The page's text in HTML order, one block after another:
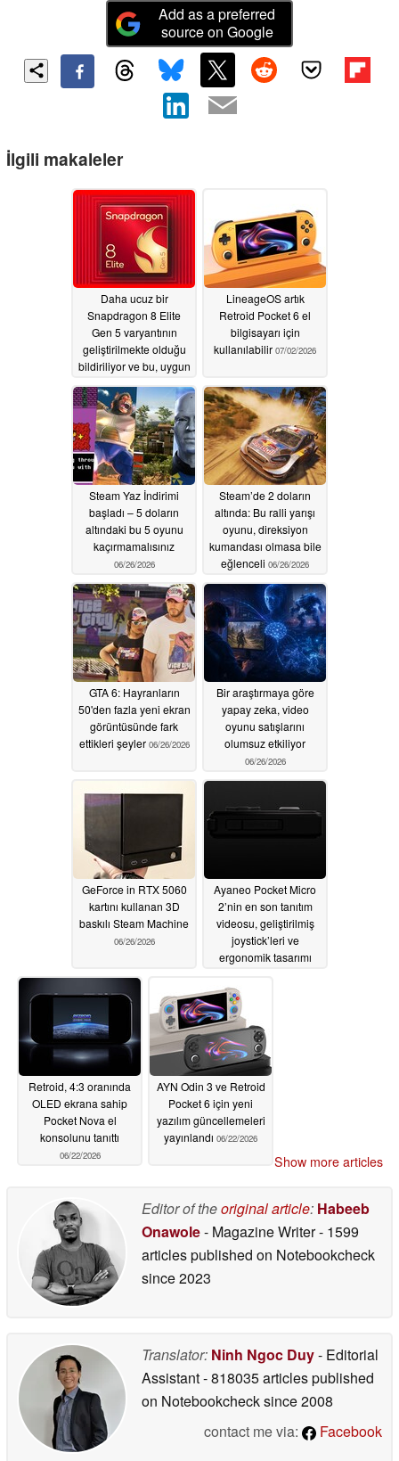
Add as a preferred
source on Google
İlgili makaleler
Daha ucuz bir
Snapdragon 8 Elite
Gen 5 varyantının
geliştirilmekte olduğu
bildiriliyor ve bu, uygun
için bir can simidi
olabilir.07/23/2026
LineageOS artık
Retroid Pocket 6 el
bilgisayarı için
kullanılabilir 07/02/2026
Steam Yaz İndirimi
başladı – 5 doların
altındaki bu 5 oyunu
kaçırmamalısınız
06/26/2026
Steam’de 2 doların
altında: Bu ralli yarışı
oyunu, direksiyon
kumandası olmasa bile
eğlenceli 06/26/2026
GTA 6: Hayranların
50'den fazla yeni ekran
görüntüsünde fark
ettikleri şeyler 06/26/2026
Bir araştırmaya göre
yapay zeka, video
oyunu satışlarını
olumsuz etkiliyor
06/26/2026
GeForce in RTX 5060
kartını kullanan 3D
baskılı Steam Machine
06/26/2026
Ayaneo Pocket Micro
2’nin en son tanıtım
videosu, geliştirilmiş
joystick’leri ve
ergonomik tasarımı
Retroid, 4:3 oranında
OLED ekrana sahip
Pocket Nova el
konsolunu tanıttı
06/22/2026
AYN Odin 3 ve Retroid
Pocket 6 için yeni
yazılım güncellemeleri
yayınlandı 06/22/2026
Show more articles
Editor of theoriginal article: Habeeb
Onawole- Magazine Writer- 1599
articles published on Notebookcheck
since 2023
Translator: Ninh Ngoc Duy- Editorial
Assistant- 818035 articles published
on Notebookchecksince 2008
contact me via:
Facebook